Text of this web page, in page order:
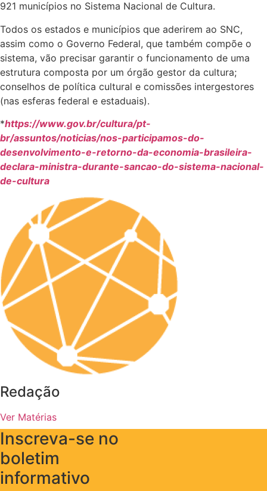
921 municípios no Sistema Nacional de Cultura.
Todos os estados e municípios que aderirem ao SNC,
assim como o Governo Federal, que também compõe o
sistema, vão precisar garantir o funcionamento de uma
estrutura composta por um órgão gestor da cultura;
conselhos de política cultural e comissões intergestores
(nas esferas federal e estaduais).
*https://www.gov.br/cultura/pt-
br/assuntos/noticias/nos-participamos-do-
desenvolvimento-e-retorno-da-economia-brasileira-
declara-ministra-durante-sancao-do-sistema-nacional-
de-cultura
Redação
Ver Matérias
Inscreva-se no
boletim
informativo